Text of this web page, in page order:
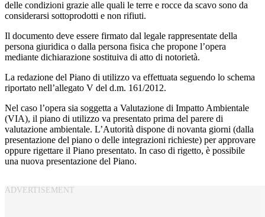
delle condizioni grazie alle quali le terre e rocce da scavo sono da
considerarsi sottoprodotti e non rifiuti.
Il documento deve essere firmato dal legale rappresentate della
persona giuridica o dalla persona fisica che propone l’opera
mediante dichiarazione sostituiva di atto di notorietà.
La redazione del Piano di utilizzo va effettuata seguendo lo schema
riportato nell’allegato V del d.m. 161/2012.
Nel caso l’opera sia soggetta a Valutazione di Impatto Ambientale
(VIA), il piano di utilizzo va presentato prima del parere di
valutazione ambientale. L’Autorità dispone di novanta giorni (dalla
presentazione del piano o delle integrazioni richieste) per approvare
oppure rigettare il Piano presentato. In caso di rigetto, è possibile
una nuova presentazione del Piano.